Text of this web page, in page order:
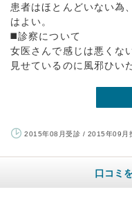
患者はほとんどいない為
はよい。
◼️診察について
女医さんで感じは悪くな
見せているのに風邪ひい
2015年08月受診 / 2015年09月
口コミ